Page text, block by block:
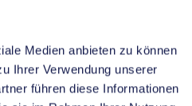
Medien anbieten zu können
Ihrer Verwendung unserer
führen diese Informationen
Kids